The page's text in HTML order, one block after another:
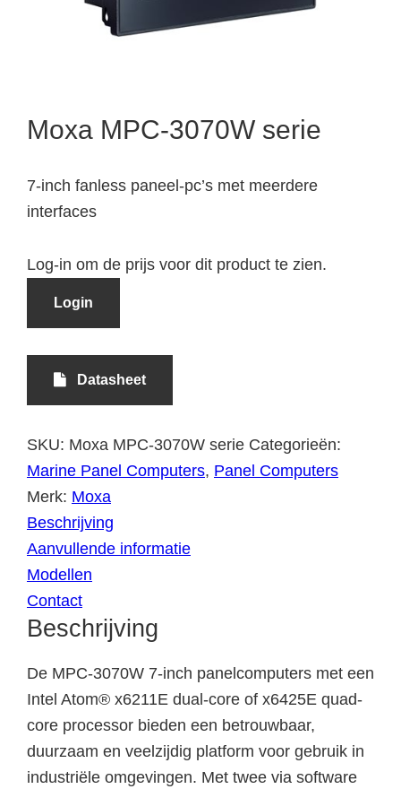
Moxa MPC-3070W serie
7-inch fanless paneel-pc’s met meerdere
interfaces
Log-in om de prijs voor dit product te zien.
Login
Datasheet
SKU: Moxa MPC-3070W serie Categorieën:
Marine Panel Computers, Panel Computers
Merk: Moxa
Beschrijving
Aanvullende informatie
Modellen
Contact
Beschrijving
De MPC-3070W 7-inch panelcomputers met een
Intel Atom® x6211E dual-core of x6425E quad-
core processor bieden een betrouwbaar,
duurzaam en veelzijdig platform voor gebruik in
industriële omgevingen. Met twee via software